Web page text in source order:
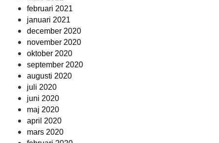
februari 2021
januari 2021
december 2020
november 2020
oktober 2020
september 2020
augusti 2020
juli 2020
juni 2020
maj 2020
april 2020
mars 2020